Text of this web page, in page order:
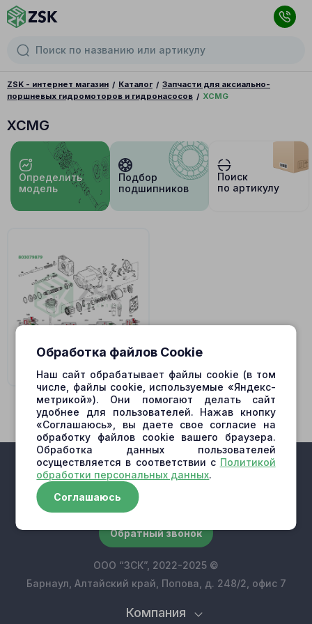
ZSK - интернет магазин Каталог
Запчасти для аксиально-
поршневых гидромоторов и гидронасосов
XCMG
XCMG
803079879
Определить
модель
Подбор
подшипников
Поиск
по артикулу
Компания
+7 (909) 500-10-30
Обратный звонок
ООО “ЗСК”, 2022-2025 ©
Барнаул, Алтайский край, Попова, д. 248/2, офис 7
Обработка файлов Cookie
Наш сайт обрабатывает файлы cookie (в том
числе, файлы cookie, используемые «Яндекс-
метрикой»). Они помогают делать сайт
удобнее для пользователей. Нажав кнопку
«Соглашаюсь», вы даете свое согласие на
обработку файлов cookie вашего браузера.
Обработка данных пользователей
осуществляется в соответствии с Политикой
обработки персональных данных.
Соглашаюсь